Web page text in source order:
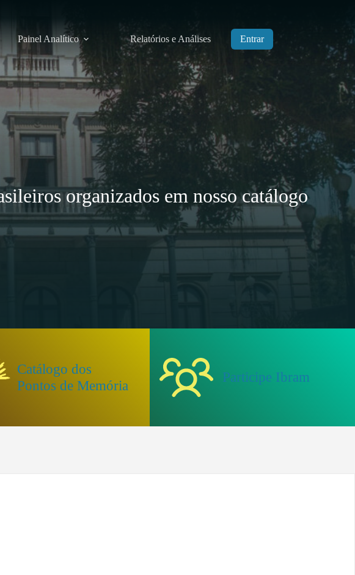
Painel Analítico Relatórios e Análises Entrar
organizados em nosso catálogo
Catálogo dos
Pontos de Memória
Participe Ibram